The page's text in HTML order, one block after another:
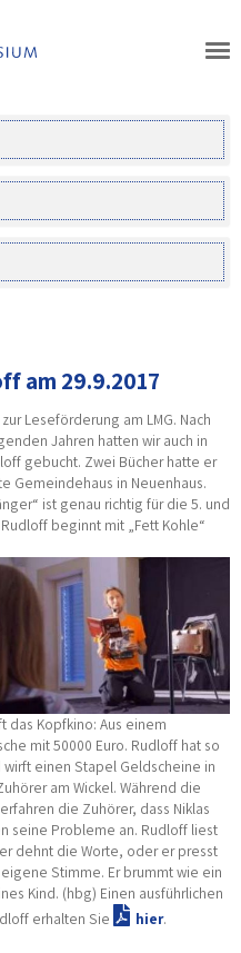
am 29.9.2017
Leseförderung am LMG. Nach
Jahren hatten wir auch in
gebucht. Zwei Bücher hatte er
Gemeindehaus in Neuenhaus.
ist genau richtig für die 5. und
beginnt mit „Fett Kohle“
das Kopfkino: Aus einem
mit 50000 Euro. Rudloff hat so
einen Stapel Geldscheine in
am Wickel. Während die
die Zuhörer, dass Niklas
seine Probleme an. Rudloff liest
dehnt die Worte, oder er presst
Stimme. Er brummt wie ein
Kind. (hbg) Einen ausführlichen
erhalten Sie
hier.